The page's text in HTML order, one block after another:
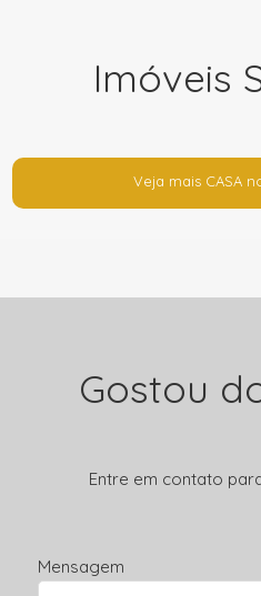
Imóveis
Veja mais CASA
Gostou
Entre em contato
Mensagem